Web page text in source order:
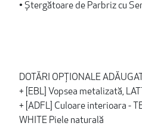
• Ștergătoare de Parbriz cu
DOTĂRI OPȚIONALE
+ [EBL] Vopsea metalizată,
+ [ADFL] Culoare interioara -
WHITE Piele naturală